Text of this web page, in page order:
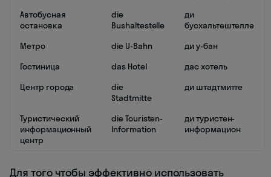
Автобусная
остановка
die
Bushaltestelle
ди
бусхальтештелле
Метро
die U-Bahn
ди у-бан
Гостиница
das Hotel
дас хотель
Центр города
die
Stadtmitte
ди штадтмитте
Туристический
информационный
центр
die Touristen-
Information
ди туристен-
информацион
Для того чтобы эффективно использовать